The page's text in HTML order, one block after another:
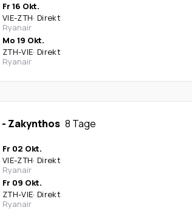
Fr 16 Okt.
VIE-ZTH· Direkt
Ryanair
Mo 19 Okt.
ZTH-VIE· Direkt
Ryanair
- Zakynthos 8 Tage
Fr 02 Okt.
VIE-ZTH· Direkt
Ryanair
Fr 09 Okt.
ZTH-VIE· Direkt
Ryanair